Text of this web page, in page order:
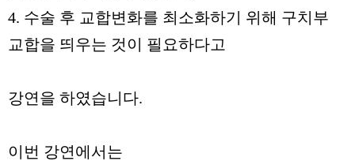
4. 수술 후 교합변화를 최소화하기 위해 구치부
교합을 띄우는 것이 필요하다고
강연을 하였습니다.
이번 강연에서는